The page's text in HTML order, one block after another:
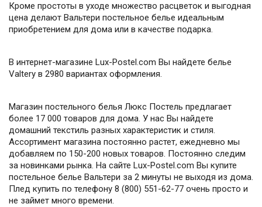
Кроме простоты в уходе множество расцветок и выгодная
цена делают Вальтери постельное белье идеальным
приобретением для дома или в качестве подарка.
В интернет-магазине Lux-Postel.com Вы найдете белье
Valtery в 2980 вариантах оформления.
Магазин постельного белья Люкс Постель предлагает
более 17 000 товаров для дома. У нас Вы найдете
домашний текстиль разных характеристик и стиля.
Ассортимент магазина постоянно растет, ежедневно мы
добавляем по 150-200 новых товаров. Постоянно следим
за новинками рынка. На сайте Lux-Postel.com Вы купите
постельное белье Вальтери за 2 минуты не выходя из дома.
Плед купить по телефону 8 (800) 551-62-77 очень просто и
не займет много времени.